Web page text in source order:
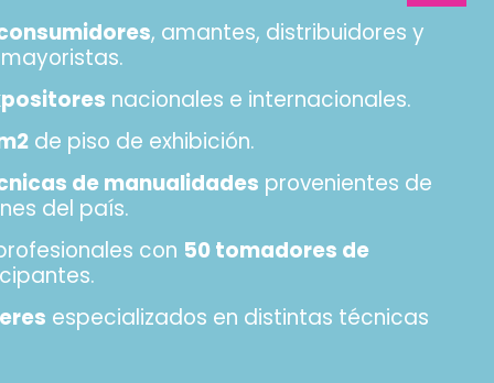
, amantes, distribuidores y
nacionales e internacionales.
de piso de exhibición.
de manualidades provenientes de
del país.
con 50 tomadores de
especializados en distintas técnicas